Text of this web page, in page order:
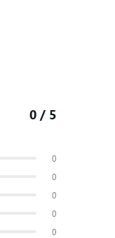
0 / 5
0
0
0
0
0